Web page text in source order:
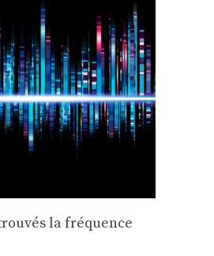
la fréquence